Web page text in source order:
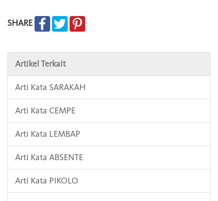
SHARE
Artikel Terkait
Arti Kata SARAKAH
Arti Kata CEMPE
Arti Kata LEMBAP
Arti Kata ABSENTE
Arti Kata PIKOLO